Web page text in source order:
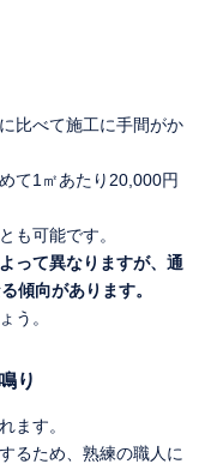
比べて施工に手間がか
て1㎡あたり20,000円
も可能です。
って異なりますが、通
傾向があります。
う。
り
ます。
るため、熟練の職人に